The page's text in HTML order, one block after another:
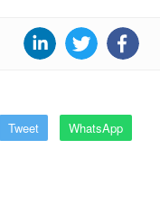
Tweet WhatsApp